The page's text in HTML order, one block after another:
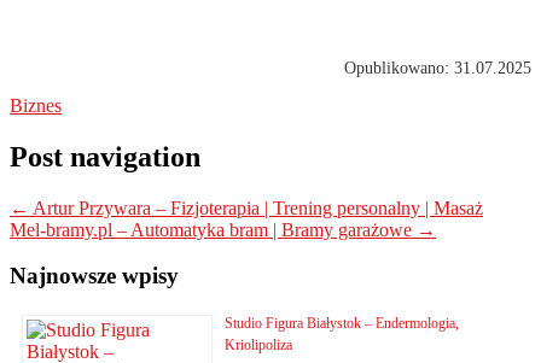
Opublikowano: 31.07.2025
Biznes
Post navigation
← Artur Przywara – Fizjoterapia | Trening personalny | Masaż
Mel-bramy.pl – Automatyka bram | Bramy garażowe →
Najnowsze wpisy
Studio Figura Białystok – Endermologia,
Kriolipoliza